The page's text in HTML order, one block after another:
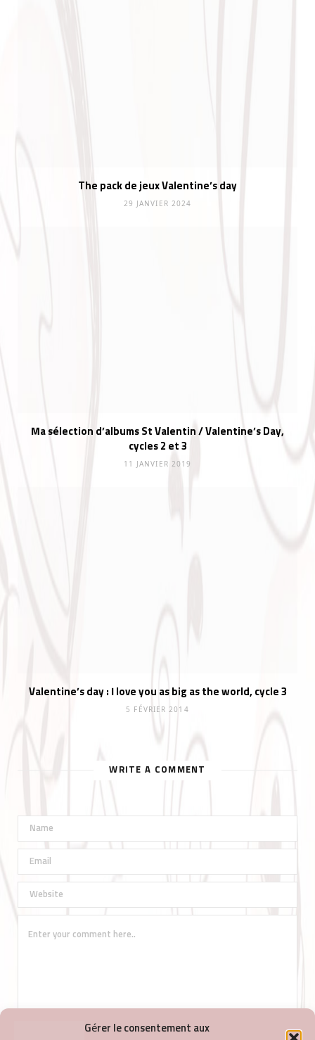
Gérer le consentement aux
The pack de jeux Valentine’s day
29 JANVIER 2024
Ma sélection d’albums St Valentin / Valentine’s Day,
cycles 2 et 3
11 JANVIER 2019
Valentine’s day : I love you as big as the world, cycle 3
5 FÉVRIER 2014
WRITE A COMMENT